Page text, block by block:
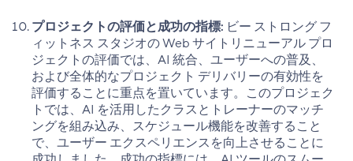
プロジェクトの評価と成功の指標: ビー ストロング フ
ィットネス スタジオの Web サイトリニューアル プロ
ジェクトの評価では、AI 統合、ユーザーへの普及、
および全体的なプロジェクト デリバリーの有効性を
評価することに重点を置いています。このプロジェク
トでは、AI を活用したクラスとトレーナーのマッチ
ングを組み込み、スケジュール機能を改善すること
で、ユーザー エクスペリエンスを向上させることに